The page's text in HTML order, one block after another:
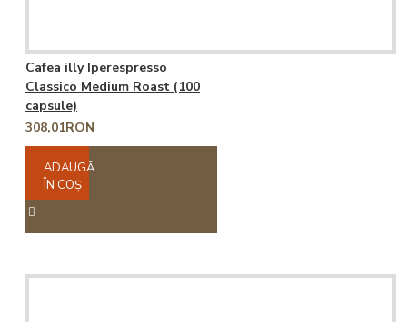
Cafea illy Iperespresso
Classico Medium Roast (100
capsule)
308,01RON
ADAUGĂ
ÎN COŞ